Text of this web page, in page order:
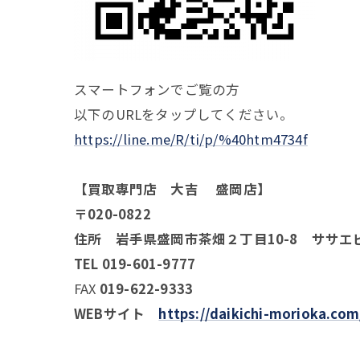
スマートフォンでご覧の方
以下のURLをタップしてください。
https://line.me/R/ti/p/%40htm4734f
【買取専門店 大吉 盛岡店】
〒020-0822
住所 岩手県盛岡市茶畑２丁目10-8 ササエ
TEL 019-601-9777
FAX 019-622-9333
WEBサイト https://daikichi-